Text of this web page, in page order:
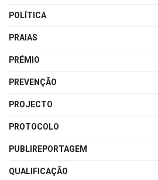
POLÍTICA
PRAIAS
PRÉMIO
PREVENÇÃO
PROJECTO
PROTOCOLO
PUBLIREPORTAGEM
QUALIFICAÇÃO